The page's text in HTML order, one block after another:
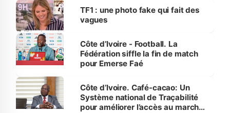
sur la scène internationale »
TF1 : une photo fake qui fait des
vagues
Côte d’Ivoire - Football. La
Fédération siffle la fin de match
pour Emerse Faé
Côte d’Ivoire. Café-cacao: Un
Système national de Traçabilité
pour améliorer l’accès au marché